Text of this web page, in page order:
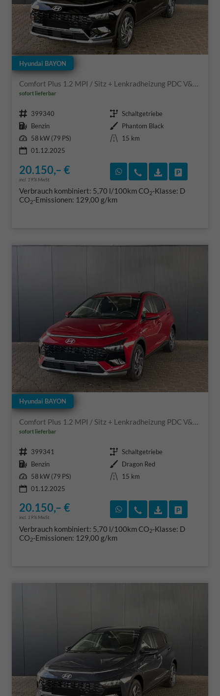
Hyundai BAYON
Comfort Plus 1.2 MPI / Sitz + Lenkradheizung PDC V&H Kamera LED Tempomat Keyless Alu 16"
sofort lieferbar
Fahrzeugnr. 399340 Getriebe Schaltgetriebe
Kraftstoff Benzin Außenfarbe Phantom Black
Leistung 58 kW (79 PS) Kilometerstand
15 km
01.12.2025
20.150,– €
incl. 19% MwSt.
Rückruf vereinbaren
Wir rufen Sie an
Verbrauch kombiniert: 5,70 l/100kmCO2-Klasse: D
CO2-Emissionen: 129,00 g/km
Hyundai BAYON
Comfort Plus 1.2 MPI / Sitz + Lenkradheizung PDC V&H Kamera LED Tempomat Keyless Alu 16"
sofort lieferbar
Fahrzeugnr. 399341 Getriebe Schaltgetriebe
Kraftstoff Benzin Außenfarbe Dragon Red
Leistung 58 kW (79 PS) Kilometerstand
15 km
01.12.2025
20.150,– €
incl. 19% MwSt.
Rückruf vereinbaren
Wir rufen Sie an
Verbrauch kombiniert: 5,70 l/100kmCO2-Klasse: D
CO2-Emissionen: 129,00 g/km